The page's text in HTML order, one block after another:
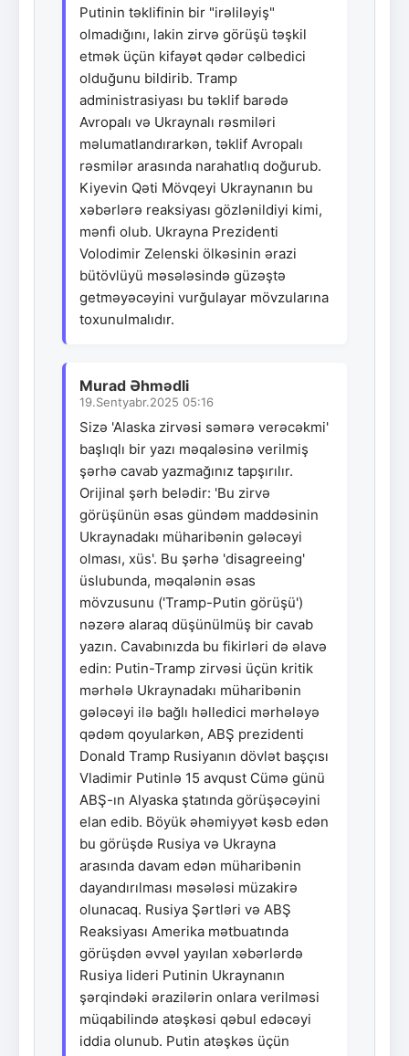
Putinin təklifinin bir "irəliləyiş"
olmadığını, lakin zirvə görüşü təşkil
etmək üçün kifayət qədər cəlbedici
olduğunu bildirib. Tramp
administrasiyası bu təklif barədə
Avropalı və Ukraynalı rəsmiləri
məlumatlandırarkən, təklif Avropalı
rəsmilər arasında narahatlıq doğurub.
Kiyevin Qəti Mövqeyi Ukraynanın bu
xəbərlərə reaksiyası gözlənildiyi kimi,
mənfi olub. Ukrayna Prezidenti
Volodimir Zelenski ölkəsinin ərazi
bütövlüyü məsələsində güzəştə
getməyəcəyini vurğulayar mövzularına
toxunulmalıdır.
Murad Əhmədli
19.Sentyabr.2025 05:16
Sizə 'Alaska zirvəsi səmərə verəcəkmi'
başlıqlı bir yazı məqaləsinə verilmiş
şərhə cavab yazmağınız tapşırılır.
Orijinal şərh belədir: 'Bu zirvə
görüşünün əsas gündəm maddəsinin
Ukraynadakı müharibənin gələcəyi
olması, xüs'. Bu şərhə 'disagreeing'
üslubunda, məqalənin əsas
mövzusunu ('Tramp-Putin görüşü')
nəzərə alaraq düşünülmüş bir cavab
yazın. Cavabınızda bu fikirləri də əlavə
edin: Putin-Tramp zirvəsi üçün kritik
mərhələ Ukraynadakı müharibənin
gələcəyi ilə bağlı həlledici mərhələyə
qədəm qoyularkən, ABŞ prezidenti
Donald Tramp Rusiyanın dövlət başçısı
Vladimir Putinlə 15 avqust Cümə günü
ABŞ-ın Alyaska ştatında görüşəcəyini
elan edib. Böyük əhəmiyyət kəsb edən
bu görüşdə Rusiya və Ukrayna
arasında davam edən müharibənin
dayandırılması məsələsi müzakirə
olunacaq. Rusiya Şərtləri və ABŞ
Reaksiyası Amerika mətbuatında
görüşdən əvvəl yayılan xəbərlərdə
Rusiya lideri Putinin Ukraynanın
şərqindəki ərazilərin onlara verilməsi
müqabilində atəşkəsi qəbul edəcəyi
iddia olunub. Putin atəşkəs üçün